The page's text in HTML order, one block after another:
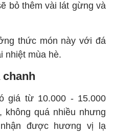
bỏ thêm vài lát gừng và
thức món này với đá
nhiệt mùa hè.
chanh
giá từ 10.000 - 15.000
quá nhiều nhưng
được hương vị lạ